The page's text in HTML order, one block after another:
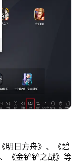
明日方舟》、《碧
《金铲铲之战》等